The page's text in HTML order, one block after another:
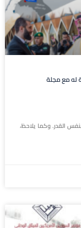
له مع مجلة
قوته البالغ عددها 30.000 رجل بنفس القدر. وكما يلاحظ،